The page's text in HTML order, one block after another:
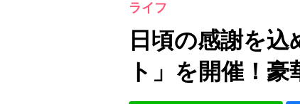
ライフ
日頃の感謝を
ト」を開催！